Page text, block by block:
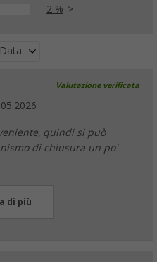
€
2 %
Data
Valutazione verificata
quindi si può
di chiusura un po'
di più